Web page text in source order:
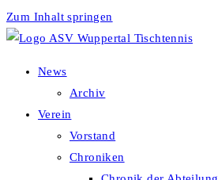
Zum Inhalt springen
News
Archiv
Verein
Vorstand
Chroniken